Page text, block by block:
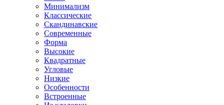
Минимализм
Классические
Скандинавские
Современные
Форма
Высокие
Квадратные
Угловые
Низкие
Особенности
Встроенные